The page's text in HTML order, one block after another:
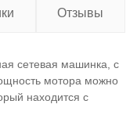
Отзывы
сетевая машинка, с
мотора можно
находится с